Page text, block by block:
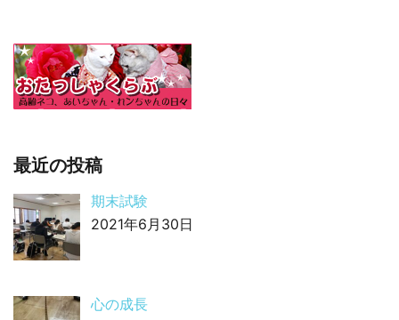
最近の投稿
期末試験
2021年6月30日
心の成長